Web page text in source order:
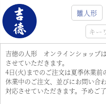
雛人形
吉徳の人形 オンラインショップ
させていただきます。
4日(火)までのご注文は夏季休業前
休業中のご注文、並びにお問い合
対応させていただきます。予めご了